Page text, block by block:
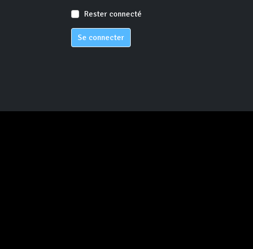
Rester connecté
Se connecter